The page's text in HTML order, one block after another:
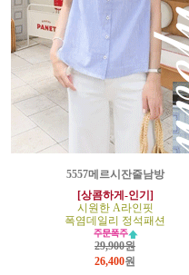
5557메르시잔줄남방
[상콤하게-인기]
시원한 A라인핏
폭염데일리 정석패션
29,900원
26,400원